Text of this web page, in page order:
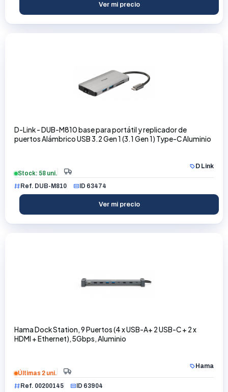
Ver mi precio
D-Link - DUB-M810 base para portátil y replicador de
puertos Alámbrico USB 3.2 Gen 1 (3.1 Gen 1) Type-C Aluminio
D Link
Stock: 58 uni.
Ref. DUB-M810
ID 63474
Ver mi precio
Hama Dock Station, 9 Puertos (4 x USB-A+ 2 USB-C + 2 x
HDMI + Ethernet), 5Gbps, Aluminio
Hama
Últimas 2 uni.
Ref. 00200145
ID 63904